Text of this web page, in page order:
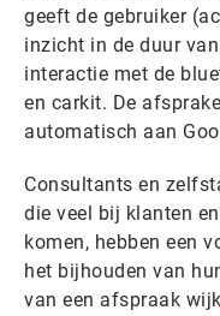
geeft de gebruiker
inzicht in de duur
interactie met de
en carkit. De
automatisch aan
Consultants en
die veel bij klanten
komen, hebben een
het bijhouden van
van een afspraak